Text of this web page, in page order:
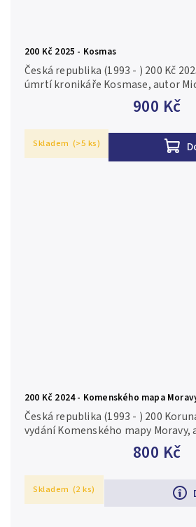
200 Kč 2025 - Kosmas
900 Kč
Česká republika (1993 - ) 200 Kč
úmrtí kronikáře Kosmase, autor
Aurea C257, běžná kvalita, kapsle,
Skladem (>5 ks)
200 Kč 2024 - Komenského mapa
800 Kč
Česká republika (1993 - ) 200
vydání Komenského mapy Moravy,
Aurea C251 kapsle, s certifikátem,
Skladem (2 ks)